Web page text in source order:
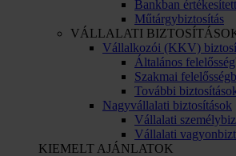
Bankban
Műtárgybiztosítás
VÁLLALATI
Vállalkozói (KKV)
Általános
Szakmai
További
Nagyvállalati biztosítások
Vállalati
Vállalati
KIEMELT AJÁNLATOK